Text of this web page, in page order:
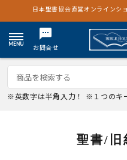
日本聖書協会直営オンラインシ
textsms
お問合せ
※英数字は半角入力！ ※１つのキ
聖書/旧